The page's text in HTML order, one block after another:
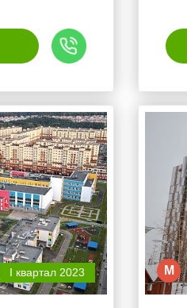
I квартал 2023 М